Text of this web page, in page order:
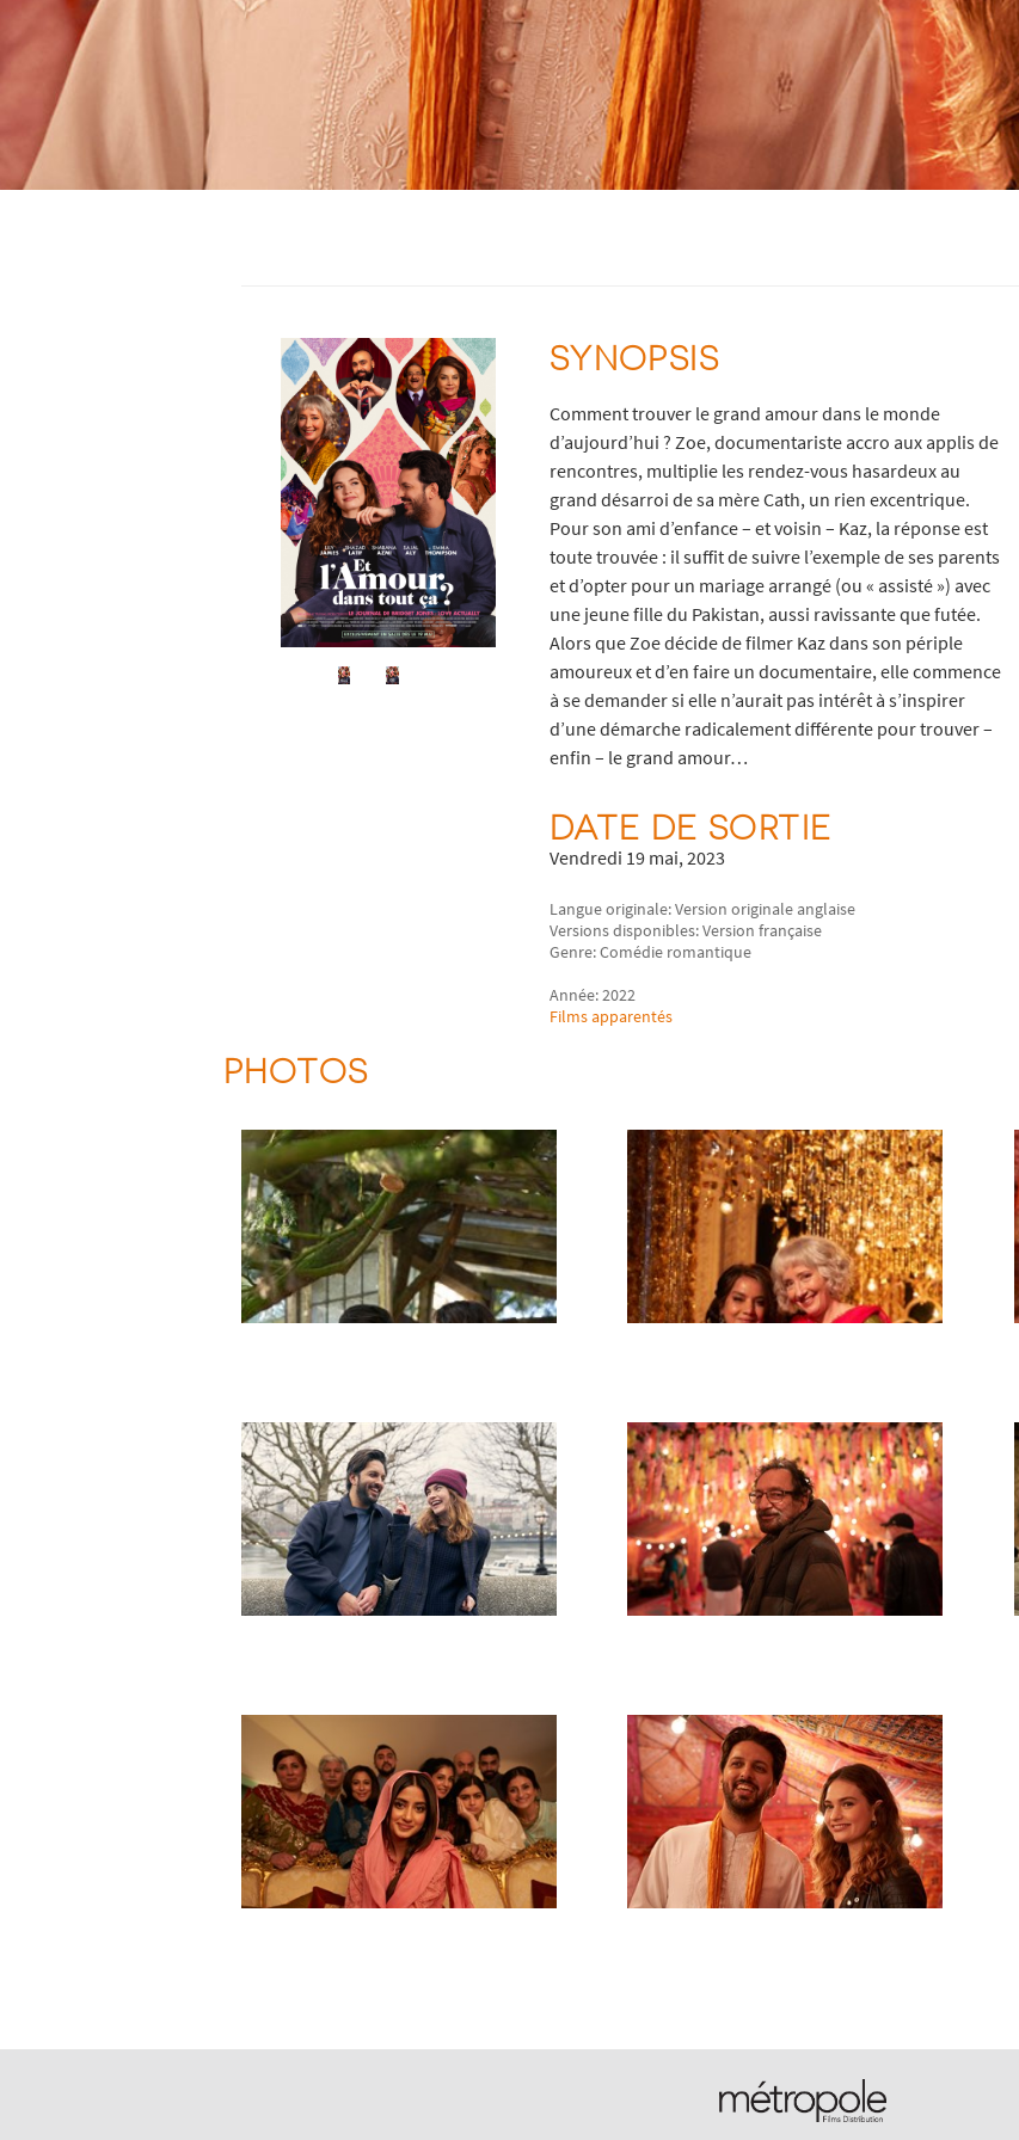
SYNOPSIS
Comment trouver le grand amour dans le monde
d’aujourd’hui ? Zoe, documentariste accro aux applis de
rencontres, multiplie les rendez-vous hasardeux au
grand désarroi de sa mère Cath, un rien excentrique.
Pour son ami d’enfance – et voisin – Kaz, la réponse est
toute trouvée : il suffit de suivre l’exemple de ses parents
et d’opter pour un mariage arrangé (ou « assisté ») avec
une jeune fille du Pakistan, aussi ravissante que futée.
Alors que Zoe décide de filmer Kaz dans son périple
amoureux et d’en faire un documentaire, elle commence
à se demander si elle n’aurait pas intérêt à s’inspirer
d’une démarche radicalement différente pour trouver –
enfin – le grand amour…
DATE DE SORTIE
Vendredi 19 mai, 2023
Langue originale: Version originale anglaise
Versions disponibles: Version française
Genre: Comédie romantique
Année: 2022
Films apparentés
PHOTOS